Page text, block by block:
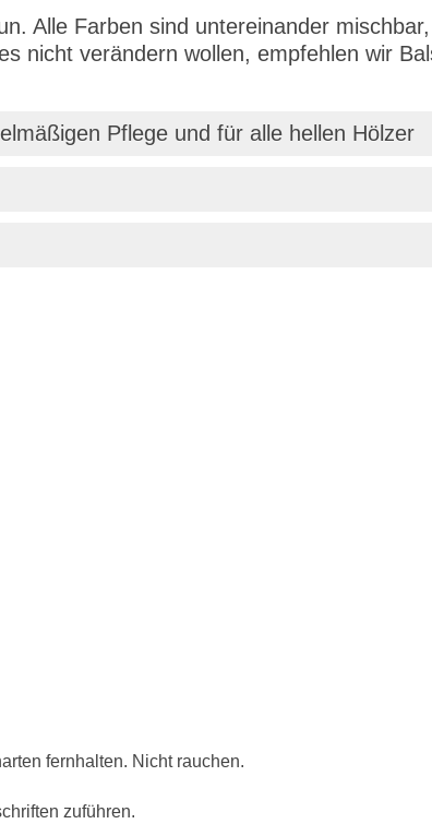
Alle Farben sind untereinander
nicht verändern wollen, empfehlen wir
Pflege und für alle hellen Hölzer
fernhalten. Nicht rauchen.
zuführen.